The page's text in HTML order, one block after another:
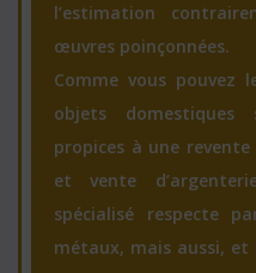
l’estimation
œuvres poinçonnées.
Comme vous pouvez
objets domestiques
propices à une
et vente
spécialisé respecte
métaux, mais aussi,